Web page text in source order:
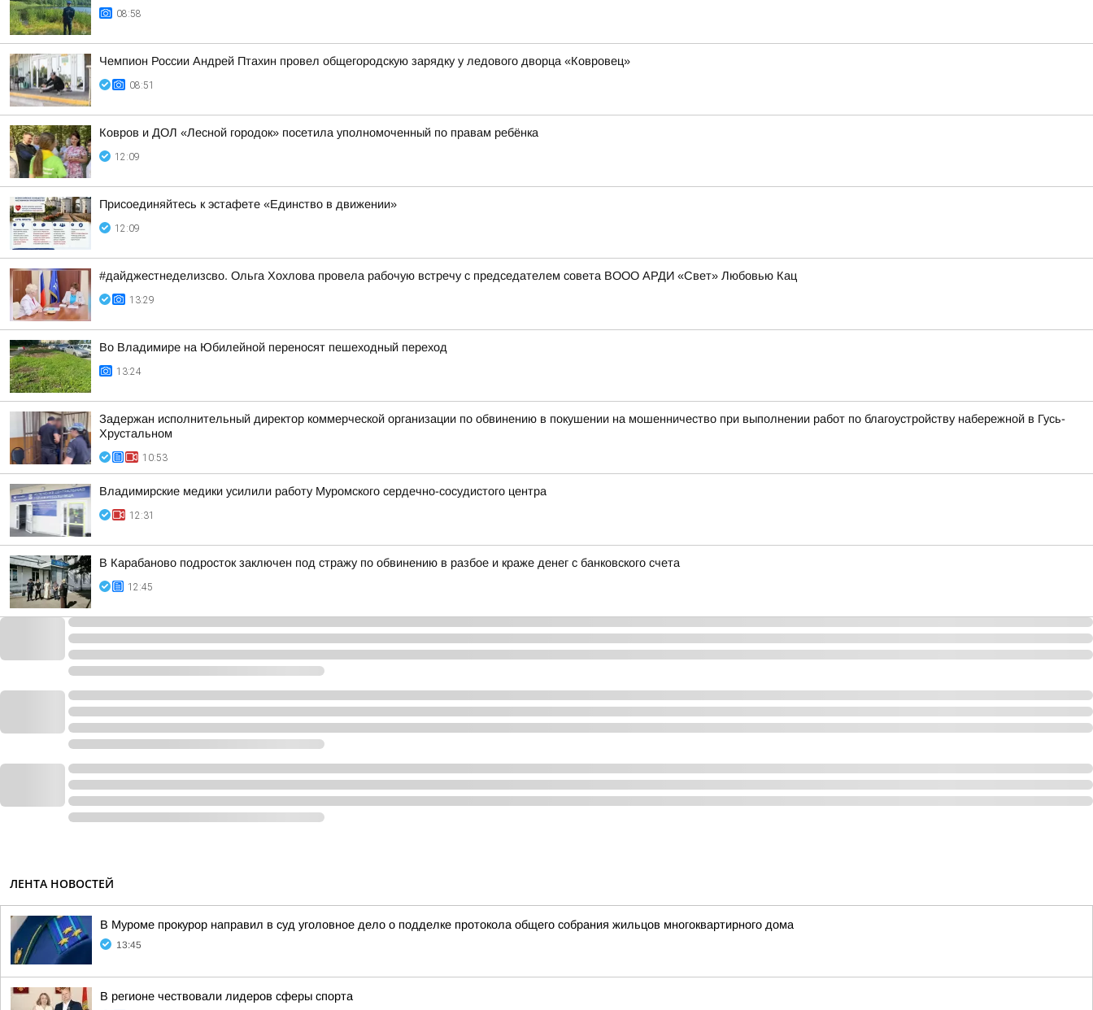
08:58
Чемпион России Андрей Птахин провел общегородскую зарядку у ледового дворца «Ковровец»
08:51
Ковров и ДОЛ «Лесной городок» посетила уполномоченный по правам ребёнка
12:09
Присоединяйтесь к эстафете «Единство в движении»
12:09
#дайджестнеделизсво. Ольга Хохлова провела рабочую встречу с председателем совета ВООО АРДИ «Свет» Любовью Кац
13:29
Во Владимире на Юбилейной переносят пешеходный переход
13:24
Задержан исполнительный директор коммерческой организации по обвинению в покушении на мошенничество при выполнении работ по благоустройству набережной в Гусь-
Хрустальном
10:53
Владимирские медики усилили работу Муромского сердечно-сосудистого центра
12:31
В Карабаново подросток заключен под стражу по обвинению в разбое и краже денег с банковского счета
12:45
ЛЕНТА НОВОСТЕЙ
В Муроме прокурор направил в суд уголовное дело о подделке протокола общего собрания жильцов многоквартирного дома
13:45
В регионе чествовали лидеров сферы спорта